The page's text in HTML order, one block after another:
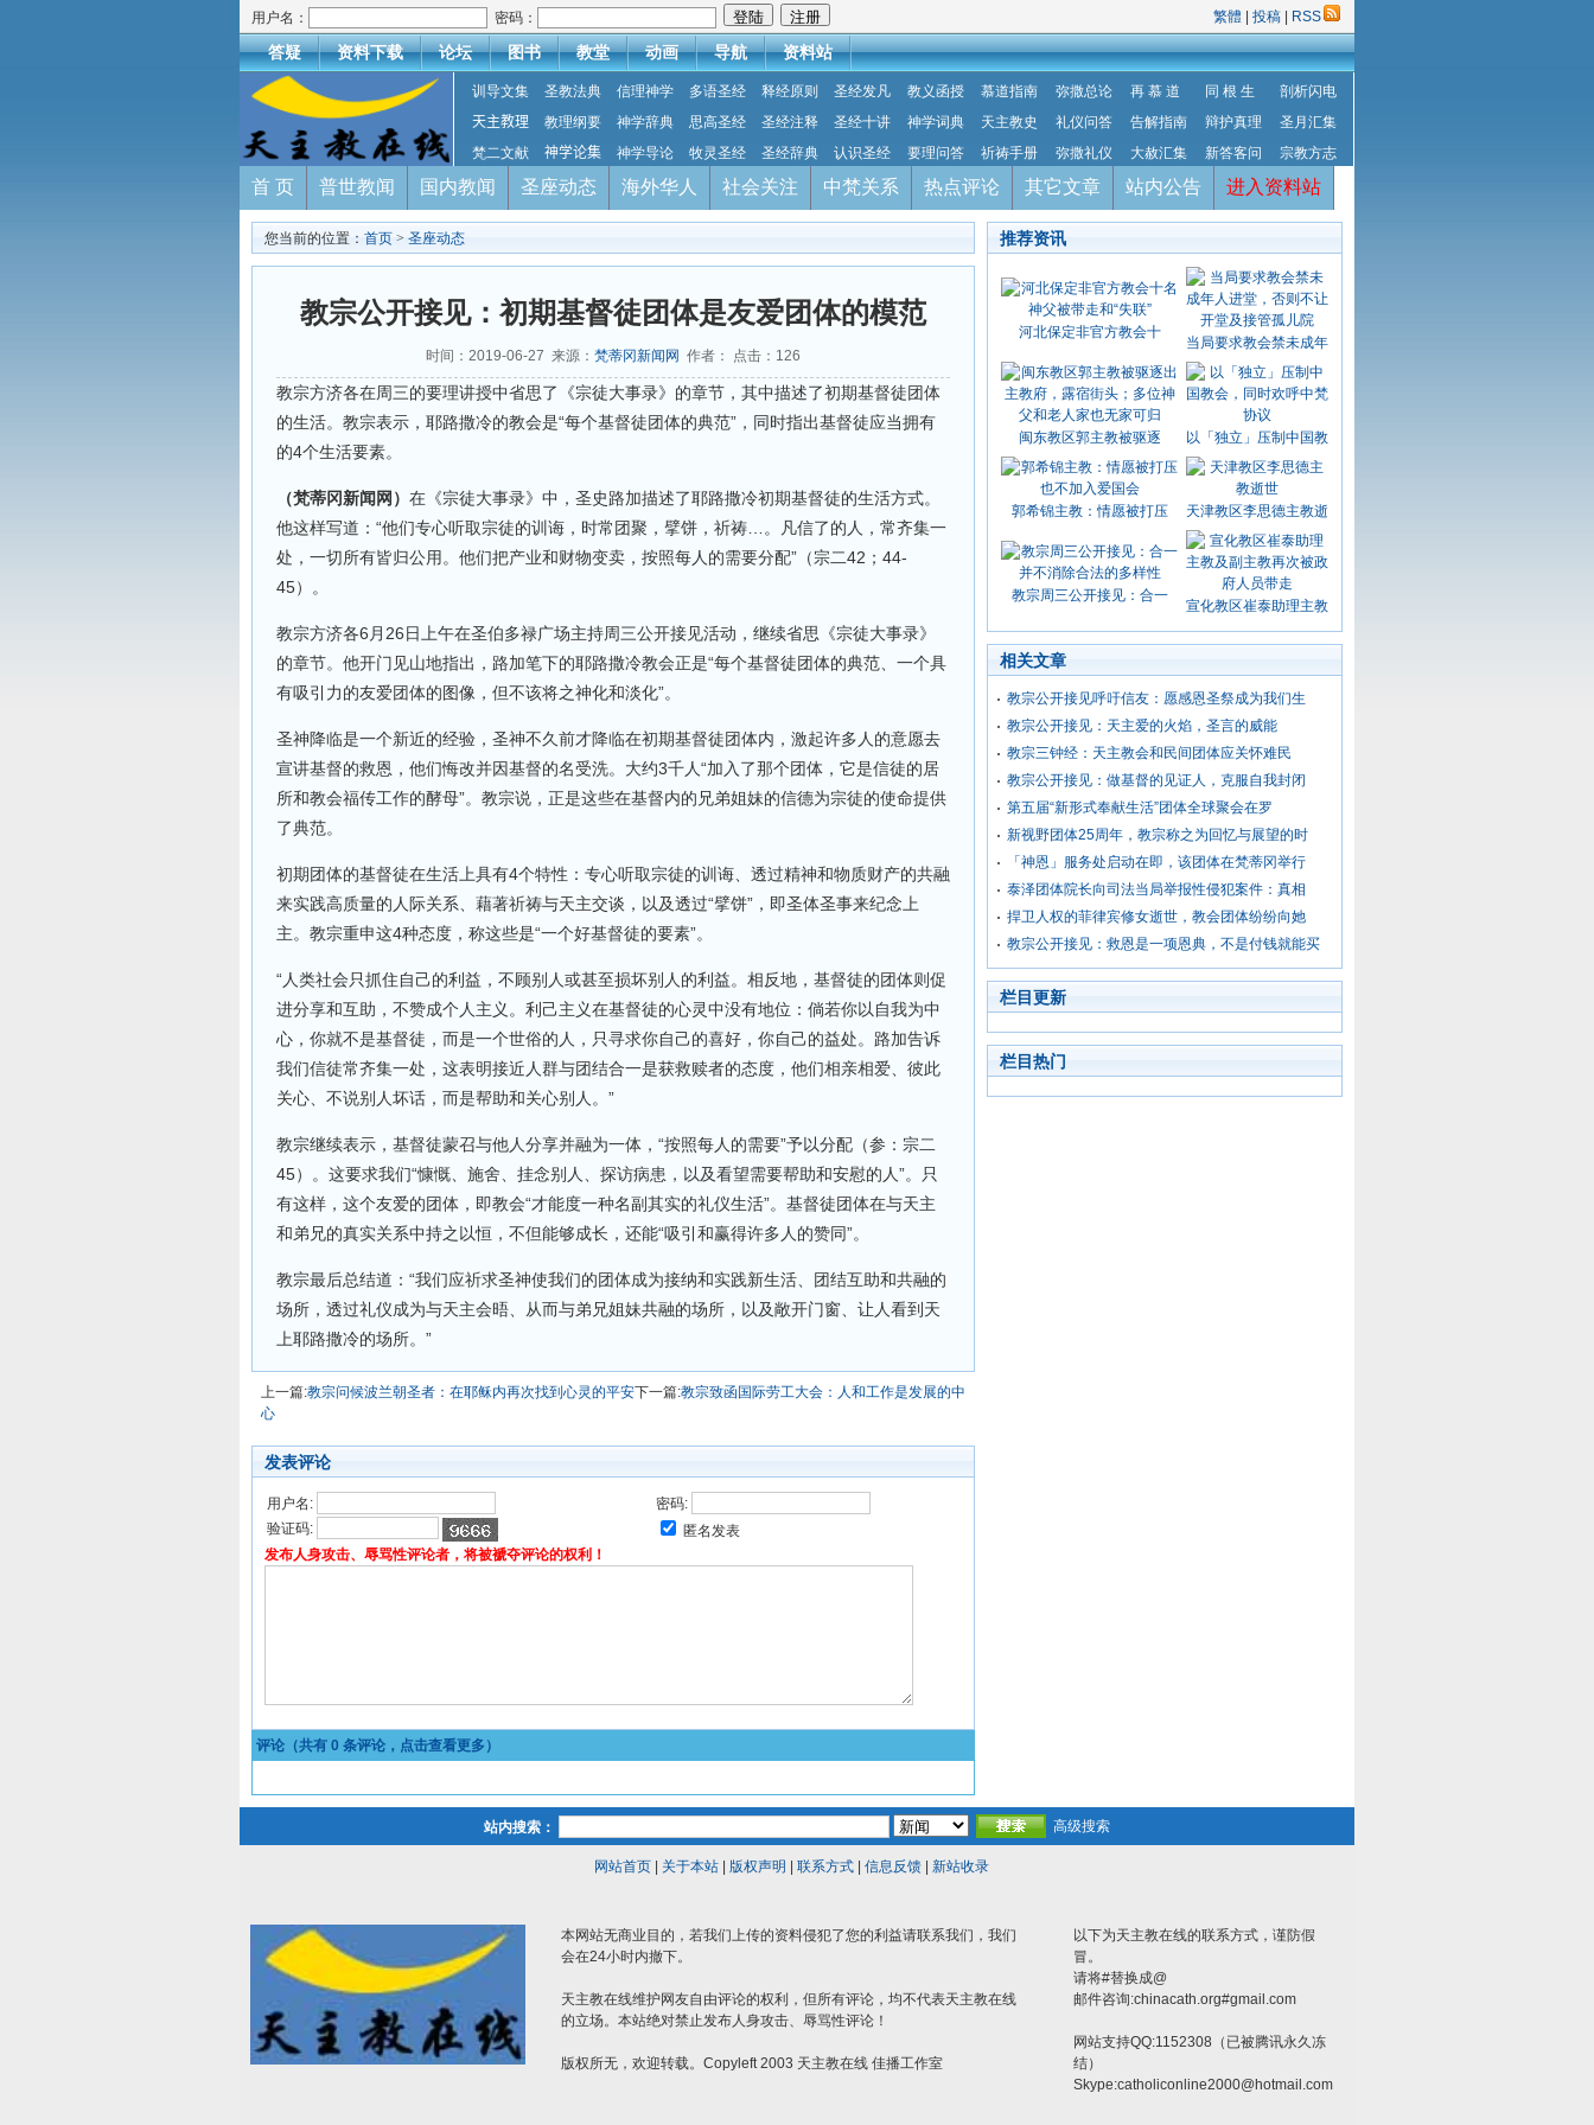
用户名： 密码： 繁體 投稿 RSS
答疑 资料下载 论坛 图书 教堂 动画 导航 资料站
训导文集 圣教法典 信理神学 多语圣经 释经原则 圣经发凡 教义函授 慕道指南 弥撒总论 再 慕 道 同 根 生
剖析闪电
天主教理
教理纲要 神学辞典 思高圣经 圣经注释 圣经十讲 神学词典 天主教史 礼仪问答 告解指南 辩护真理
圣月汇集
梵二文献
神学论集 神学导论 牧灵圣经 圣经辞典 认识圣经 要理问答 祈祷手册 弥撒礼仪 大赦汇集 新答客问 宗教方志
首 页 普世教闻 国内教闻 圣座动态 海外华人 社会关注 中梵关系 热点评论 其它文章 站内公告 进入资料站
您当前的位置： 首页 > 圣座动态
教宗公开接见：初期基督徒团体是友爱团体的模范
时间：2019-06-27 来源： 梵蒂冈新闻网 作者： 点击： 126
教宗方济各在周三的要理讲授中省思了《宗徒大事录》的章节，其中描述了初期基督徒团体
的生活。教宗表示，耶路撒冷的教会是“每个基督徒团体的典范”，同时指出基督徒应当拥有
的4个生活要素。
（梵蒂冈新闻网） 在《宗徒大事录》中，圣史路加描述了耶路撒冷初期基督徒的生活方式。
他这样写道：“他们专心听取宗徒的训诲，时常团聚，擘饼，祈祷…。凡信了的人，常齐集一
处，一切所有皆归公用。他们把产业和财物变卖，按照每人的需要分配”（宗二42；44-
45）。
教宗方济各6月26日上午在圣伯多禄广场主持周三公开接见活动，继续省思《宗徒大事录》
的章节。他开门见山地指出，路加笔下的耶路撒冷教会正是“每个基督徒团体的典范、一个具
有吸引力的友爱团体的图像，但不该将之神化和淡化”。
圣神降临是一个新近的经验，圣神不久前才降临在初期基督徒团体内，激起许多人的意愿去
宣讲基督的救恩，他们悔改并因基督的名受洗。大约3千人“加入了那个团体，它是信徒的居
所和教会福传工作的酵母”。教宗说，正是这些在基督内的兄弟姐妹的信德为宗徒的使命提供
了典范。
初期团体的基督徒在生活上具有4个特性：专心听取宗徒的训诲、透过精神和物质财产的共融
来实践高质量的人际关系、藉著祈祷与天主交谈，以及透过“擘饼”，即圣体圣事来纪念上
主。教宗重申这4种态度，称这些是“一个好基督徒的要素”。
“人类社会只抓住自己的利益，不顾别人或甚至损坏别人的利益。相反地，基督徒的团体则促
进分享和互助，不赞成个人主义。利己主义在基督徒的心灵中没有地位：倘若你以自我为中
心，你就不是基督徒，而是一个世俗的人，只寻求你自己的喜好，你自己的益处。路加告诉
我们信徒常齐集一处，这表明接近人群与团结合一是获救赎者的态度，他们相亲相爱、彼此
关心、不说别人坏话，而是帮助和关心别人。”
教宗继续表示，基督徒蒙召与他人分享并融为一体，“按照每人的需要”予以分配（参：宗二
45）。这要求我们“慷慨、施舍、挂念别人、探访病患，以及看望需要帮助和安慰的人”。只
有这样，这个友爱的团体，即教会“才能度一种名副其实的礼仪生活”。基督徒团体在与天主
和弟兄的真实关系中持之以恒，不但能够成长，还能“吸引和赢得许多人的赞同”。
教宗最后总结道：“我们应祈求圣神使我们的团体成为接纳和实践新生活、团结互助和共融的
场所，透过礼仪成为与天主会晤、从而与弟兄姐妹共融的场所，以及敞开门窗、让人看到天
上耶路撒冷的场所。”
上一篇:教宗问候波兰朝圣者：在耶稣内再次找到心灵的平安下一篇:教宗致函国际劳工大会：人和工作是发展的中
心
发表评论
用户名:
密码:
验证码:
匿名发表
发布人身攻击、辱骂性评论者，将被褫夺评论的权利！
评论（共有 0 条评论，点击查看更多）
推荐资讯
河北保定非官方教会十
当局要求教会禁未成年
闽东教区郭主教被驱逐 以「独立」压制中国教
郭希锦主教：情愿被打压 天津教区李思德主教逝
教宗周三公开接见：合一
宣化教区崔泰助理主教
相关文章
教宗公开接见呼吁信友：愿感恩圣祭成为我们生
教宗公开接见：天主爱的火焰，圣言的威能
教宗三钟经：天主教会和民间团体应关怀难民
教宗公开接见：做基督的见证人，克服自我封闭
第五届“新形式奉献生活”团体全球聚会在罗
新视野团体25周年，教宗称之为回忆与展望的时
「神恩」服务处启动在即，该团体在梵蒂冈举行
泰泽团体院长向司法当局举报性侵犯案件：真相
捍卫人权的菲律宾修女逝世，教会团体纷纷向她
教宗公开接见：救恩是一项恩典，不是付钱就能买
栏目更新
栏目热门
站内搜索： 高级搜索
网站首页| 关于本站| 版权声明 联系方式| 信息反馈| 新站收录
本网站无商业目的，若我们上传的资料侵犯了您的利益请联系我们，我们
会在24小时内撤下。
天主教在线维护网友自由评论的权利，但所有评论，均不代表天主教在线
的立场。本站绝对禁止发布人身攻击、辱骂性评论！
版权所无，欢迎转载。Copyleft 2003 天主教在线 佳播工作室
以下为天主教在线的联系方式，谨防假
冒。
请将#替换成@
邮件咨询:chinacath.org#gmail.com
网站支持QQ:1152308（已被腾讯永久冻
结）
Skype:catholiconline2000@hotmail.com